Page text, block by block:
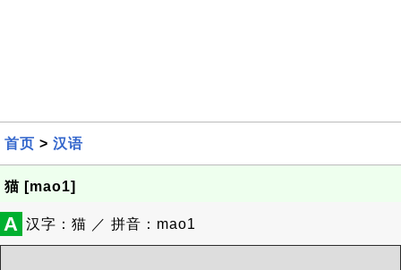
首页 > 汉语
猫 [mao1]
A 汉字：猫 ／ 拼音：mao1